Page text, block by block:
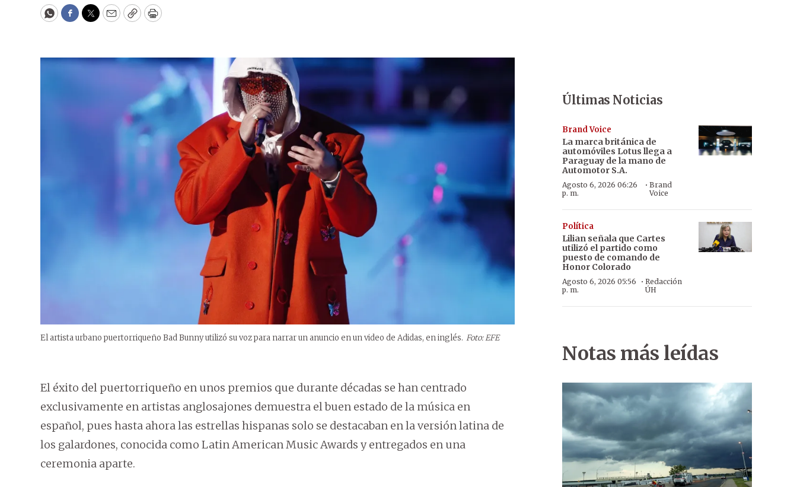
WhatsApp
Facebook
Twitter
EmailCopyPrint
El artista urbano puertorriqueño Bad Bunny utilizó su voz para narrar un anuncio en un video de Adidas, en inglés. Foto: EFE
El éxito del puertorriqueño en unos premios que durante décadas se han centrado
exclusivamente en artistas anglosajones demuestra el buen estado de la música en
español, pues hasta ahora las estrellas hispanas solo se destacaban en la versión latina de
los galardones, conocida como Latin American Music Awards y entregados en una
ceremonia aparte.
Últimas Noticias
Brand Voice
La marca británica de
automóviles Lotus llega a
Paraguay de la mano de
Automotor S.A.
Agosto 6, 2026 06:26
p. m.
· Brand
Voice
Política
Lilian señala que Cartes
utilizó el partido como
puesto de comando de
Honor Colorado
Agosto 6, 2026 05:56
p. m.
· Redacción
ÚH
Notas más leídas